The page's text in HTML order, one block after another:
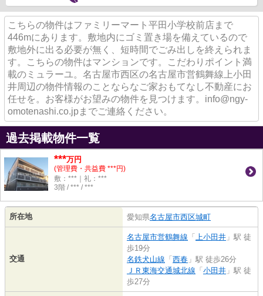
こちらの物件はファミリーマート平田小学校前店まで
446mにあります。敷地内にゴミ置き場を備えているので
敷地外に出る必要が無く、短時間でごみ出しを終えられま
す。こちらの物件はマンションです。こだわりポイント満
載のミュラーユ。名古屋市西区の名古屋市営鶴舞線上小田
井周辺の物件情報のことならなご家おもてなし不動産にお
任せを。お客様がお望みの物件を見つけます。info@ngy-
omotenashi.co.jpまでご連絡ください。
過去掲載物件一覧
***万円
(管理費・共益費 ***円)
敷：***｜礼：***
3階 / *** / ***
所在地 愛知県名古屋市西区城町
交通
名古屋市営鶴舞線 「 上小田井 」駅 徒
歩19分
名鉄犬山線 「 西春 」駅 徒歩26分
ＪＲ東海交通城北線 「 小田井 」駅 徒
歩27分